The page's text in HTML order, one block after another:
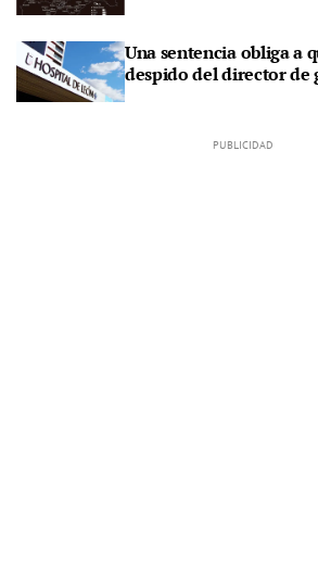
Una sentencia obliga a
despido del director de